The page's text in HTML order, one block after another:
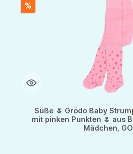
%
Süße 🌷 Grödo Baby
mit pinken Punkten 🌷 aus
Mädchen,